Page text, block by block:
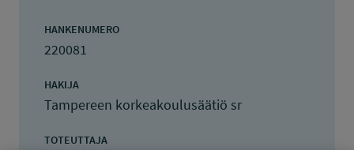
HANKENUMERO
220081
HAKIJA
Tampereen korkeakoulusäätiö sr
TOTEUTTAJA